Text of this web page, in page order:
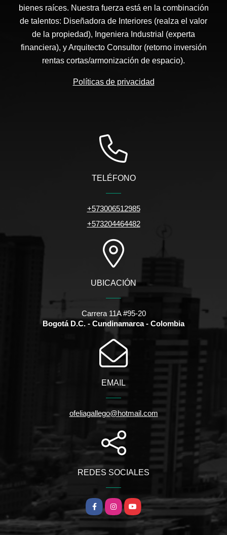
bienes raíces. Nuestra fuerza está en la combinación
de talentos: Diseñadora de Interiores (realza el valor
de la propiedad), Ingeniera Industrial (experta
financiera), y Arquitecto Consultor (retorno inversión
rentas cortas/armonización de espacio).
Políticas de privacidad
TELÉFONO
+573006512985
+573204464482
UBICACIÓN
Carrera 11A #95-20
Bogotá D.C. - Cundinamarca - Colombia
EMAIL
ofeliagallego@hotmail.com
REDES SOCIALES
FacebookInstagramYouTube